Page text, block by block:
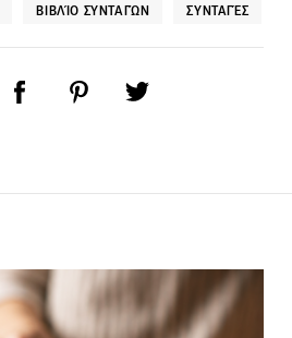
ΒΙΒΛΊΟ ΣΥΝΤΑΓΏΝ ΣΥΝΤΑΓΈΣ